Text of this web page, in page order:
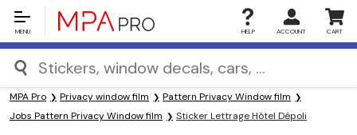
MENU HELP ACCOUNT CART
MPA Pro Privacy window film
Pattern Privacy Window film
Jobs Pattern Privacy Window film
Sticker Lettrage Hôtel Dépoli